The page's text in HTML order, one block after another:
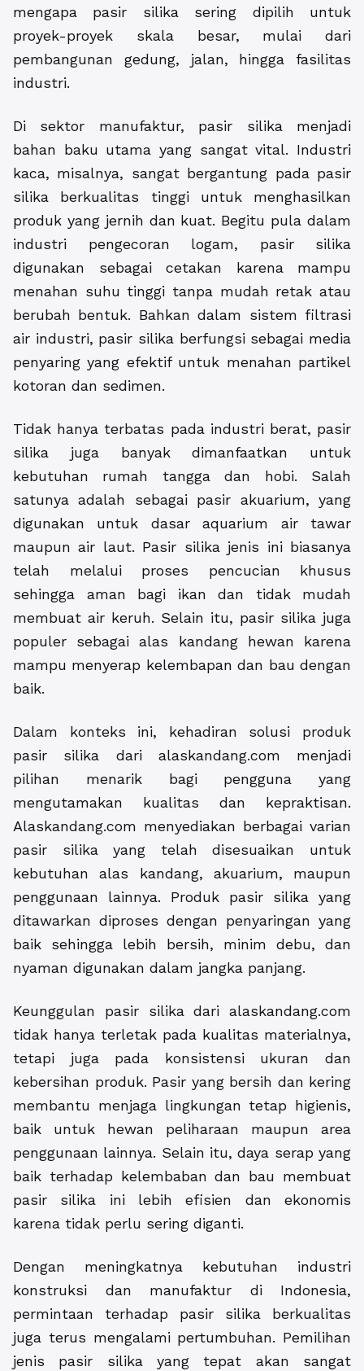
mengapa pasir silika sering dipilih untuk
proyek-proyek skala besar, mulai dari
pembangunan gedung, jalan, hingga fasilitas
industri.
Di sektor manufaktur, pasir silika menjadi
bahan baku utama yang sangat vital. Industri
kaca, misalnya, sangat bergantung pada pasir
silika berkualitas tinggi untuk menghasilkan
produk yang jernih dan kuat. Begitu pula dalam
industri pengecoran logam, pasir silika
digunakan sebagai cetakan karena mampu
menahan suhu tinggi tanpa mudah retak atau
berubah bentuk. Bahkan dalam sistem filtrasi
air industri, pasir silika berfungsi sebagai media
penyaring yang efektif untuk menahan partikel
kotoran dan sedimen.
Tidak hanya terbatas pada industri berat, pasir
silika juga banyak dimanfaatkan untuk
kebutuhan rumah tangga dan hobi. Salah
satunya adalah sebagai pasir akuarium, yang
digunakan untuk dasar aquarium air tawar
maupun air laut. Pasir silika jenis ini biasanya
telah melalui proses pencucian khusus
sehingga aman bagi ikan dan tidak mudah
membuat air keruh. Selain itu, pasir silika juga
populer sebagai alas kandang hewan karena
mampu menyerap kelembapan dan bau dengan
baik.
Dalam konteks ini, kehadiran solusi produk
pasir silika dari alaskandang.com menjadi
pilihan menarik bagi pengguna yang
mengutamakan kualitas dan kepraktisan.
Alaskandang.com menyediakan berbagai varian
pasir silika yang telah disesuaikan untuk
kebutuhan alas kandang, akuarium, maupun
penggunaan lainnya. Produk pasir silika yang
ditawarkan diproses dengan penyaringan yang
baik sehingga lebih bersih, minim debu, dan
nyaman digunakan dalam jangka panjang.
Keunggulan pasir silika dari alaskandang.com
tidak hanya terletak pada kualitas materialnya,
tetapi juga pada konsistensi ukuran dan
kebersihan produk. Pasir yang bersih dan kering
membantu menjaga lingkungan tetap higienis,
baik untuk hewan peliharaan maupun area
penggunaan lainnya. Selain itu, daya serap yang
baik terhadap kelembaban dan bau membuat
pasir silika ini lebih efisien dan ekonomis
karena tidak perlu sering diganti.
Dengan meningkatnya kebutuhan industri
konstruksi dan manufaktur di Indonesia,
permintaan terhadap pasir silika berkualitas
juga terus mengalami pertumbuhan. Pemilihan
jenis pasir silika yang tepat akan sangat